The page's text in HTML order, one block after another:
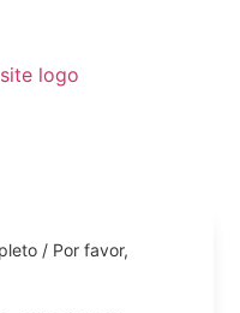
/ Por favor,